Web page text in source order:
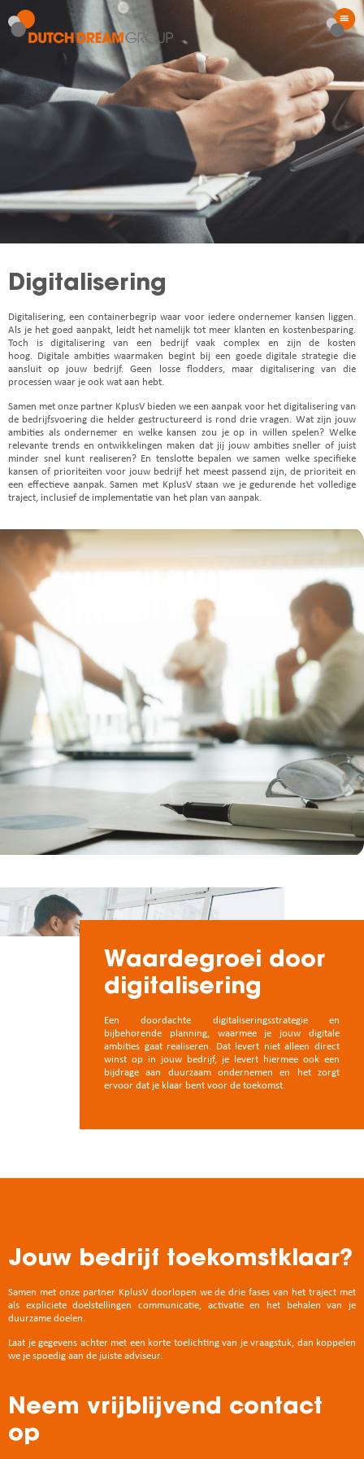
Digitalisering
Digitalisering, een containerbegrip waar voor iedere ondernemer kansen liggen.
Als je het goed aanpakt, leidt het namelijk tot meer klanten en kostenbesparing.
Toch is digitalisering van een bedrijf vaak complex en zijn de kosten
hoog. Digitale ambities waarmaken begint bij een goede digitale strategie die
aansluit op jouw bedrijf. Geen losse flodders, maar digitalisering van die
processen waar je ook wat aan hebt.
Samen met onze partner KplusV bieden we een aanpak voor het digitalisering van
de bedrijfsvoering die helder gestructureerd is rond drie vragen. Wat zijn jouw
ambities als ondernemer en welke kansen zou je op in willen spelen? Welke
relevante trends en ontwikkelingen maken dat jij jouw ambities sneller of juist
minder snel kunt realiseren? En tenslotte bepalen we samen welke specifieke
kansen of prioriteiten voor jouw bedrijf het meest passend zijn, de prioriteit en
een effectieve aanpak. Samen met KplusV staan we je gedurende het volledige
traject, inclusief de implementatie van het plan van aanpak.
Waardegroei door
digitalisering
Een doordachte digitaliseringsstrategie en
bijbehorende planning, waarmee je jouw digitale
ambities gaat realiseren. Dat levert niet alleen direct
winst op in jouw bedrijf, je levert hiermee ook een
bijdrage aan duurzaam ondernemen en het zorgt
ervoor dat je klaar bent voor de toekomst.
Jouw bedrijf toekomstklaar?
Samen met onze partner KplusV doorlopen we de drie fases van het traject met
als expliciete doelstellingen communicatie, activatie en het behalen van je
duurzame doelen.
Laat je gegevens achter met een korte toelichting van je vraagstuk, dan koppelen
we je spoedig aan de juiste adviseur.
Neem vrijblijvend contact
op